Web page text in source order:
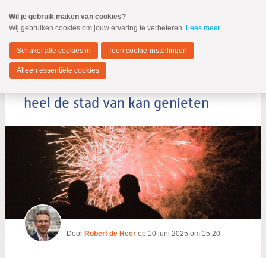
naar
Spring
de
inhoud
Spring
naar
hoofdmenu
Dordrecht
MENU
Zoeken:
Zoeken
heel de stad van kan genieten
Door Robert de Heer op 10 juni 2025 om 15:20
Wil je gebruik maken van cookies?
Wij gebruiken cookies om jouw ervaring te verbeteren. Lees meer.
Schakel alle cookies in Toon cookie-instellingen
Alleen essentiële cookies